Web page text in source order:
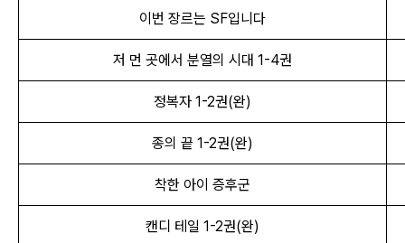
이번 장르는 SF입니다
저 먼 곳에서 분열의 시대 1-4권
정복자 1-2권(완)
종의 끝 1-2권(완)
착한 아이 증후군
캔디 테일 1-2권(완)